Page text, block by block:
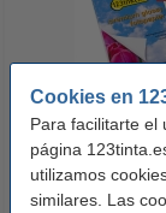
Cookies en
Para facilitarte el
página
utilizamos
similares. Las
123tinta Papel
Premium Glossy
15 cm | 260g |